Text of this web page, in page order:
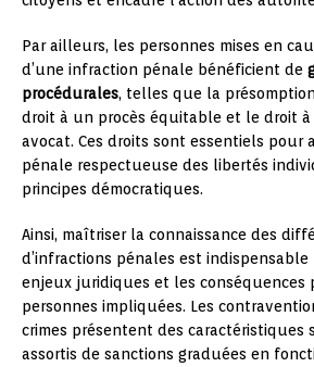
Par ailleurs, les personnes mises en
d’une infraction pénale bénéficient de
procédurales, telles que la
droit à un procès équitable et le droit à
avocat. Ces droits sont essentiels pour
pénale respectueuse des libertés
principes démocratiques.
Ainsi, maîtriser la connaissance des
d’infractions pénales est
enjeux juridiques et les conséquences
personnes impliquées. Les
crimes présentent des caractéristiques
assortis de sanctions graduées en